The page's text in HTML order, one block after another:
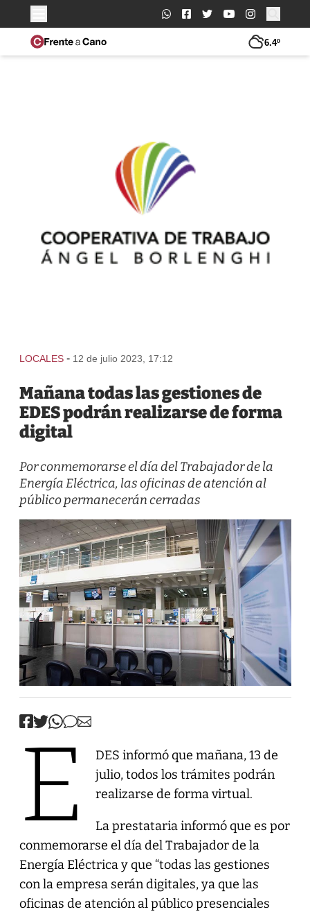
Buscar:
6.4º
LOCALES - 12 de julio 2023, 17:12
Mañana todas las gestiones de
EDES podrán realizarse de forma
digital
Por conmemorarse el día del Trabajador de la
Energía Eléctrica, las oficinas de atención al
público permanecerán cerradas
E
DES informó que mañana, 13 de
julio, todos los trámites podrán
realizarse de forma virtual.
La prestataria informó que es por
conmemorarse el día del Trabajador de la
Energía Eléctrica y que “todas las gestiones
con la empresa serán digitales, ya que las
oficinas de atención al público presenciales